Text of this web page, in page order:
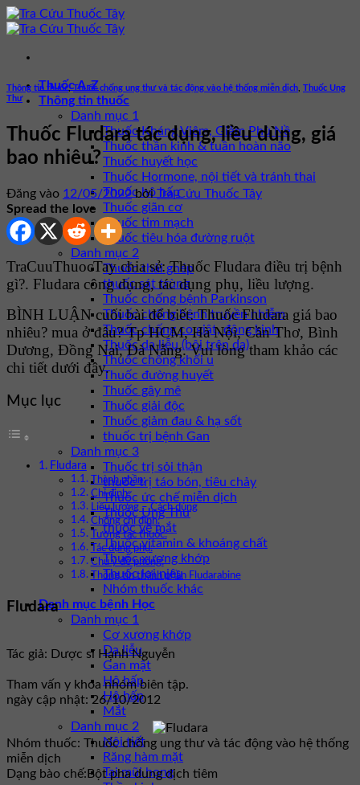
Bỏ
qua
dung
Thuốc A-Z
Thông tin thuốc
Danh mục 1
Thuốc Kháng Viêm, Giảm Phù Nề
Thuốc thần kinh & tuần hoàn não
Thuốc huyết học
Thuốc Hormone, nội tiết và tránh thai
Thuốc hô hấp
Thuốc giãn cơ
Thuốc tim mạch
Thuốc tiêu hóa đường ruột
Danh mục 2
Thuốc thải ghép
thuốc sát trùng
Thuốc chống bệnh Parkinson
Thuốc chống bệnh truyền nhiễm
Thuốc chống co giật, động kinh
Thuốc da liễu (bôi trên da)
Thuốc chống khối u
Thuốc đường huyết
Thuốc gây mê
Thuốc giải độc
Thuốc giảm đau & hạ sốt
thuốc trị bệnh Gan
Danh mục 3
Thuốc trị sỏi thận
thuốc trị táo bón, tiêu chảy
Thuốc ức chế miễn dịch
Thuốc Ung Thư
thuốc về mắt
Thuốc vitamin & khoáng chất
Thuốc xương khớp
Thuốc lợi niệu
Nhóm thuốc khác
Danh mục bệnh Học
Danh mục 1
Cơ xương khớp
Da liễu
Gan mật
Hô hấp
Hô hấp
Mắt
Danh mục 2
Nội tiết
Răng hàm mặt
Tai mũi họng
Thông tin thuốc,Thuốc chống ung thư và tác động vào hệ thống miễn dịch Thuốc Ung
Thư
Thuốc Fludara tác dụng, liều dùng, giá
bao nhiêu?
Đăng vào 12/05/2022 bởiTra Cứu Thuốc Tây
Spread the love
TraCuuThuocTay chia sẻ: Thuốc Fludara điều trị bệnh
gì?. Fludara công dụng, tác dụng phụ, liều lượng.
BÌNH LUẬN cuối bài để biết: Thuốc Fludara giá bao
nhiêu? mua ở đâu? Tp HCM, Hà Nội, Cần Thơ, Bình
Dương, Đồng Nai, Đà Nẵng. Vui lòng tham khảo các
chi tiết dưới đây.
Mục lục
Fludara
Thành phần:
Chỉ định:
Liều lượng – Cách dùng
Chống chỉ định:
Tương tác thuốc:
Tác dụng phụ:
Chú ý đề phòng:
Thông tin thành phần Fludarabine
Fludara
Tác giả: Dược sĩ Hạnh Nguyễn
Tham vấn y khoa nhóm biên tập.
ngày cập nhật: 26/10/2012
Nhóm thuốc: Thuốc chống ung thư và tác động vào hệ thống
miễn dịch
Dạng bào chế: Bột pha dung dịch tiêm